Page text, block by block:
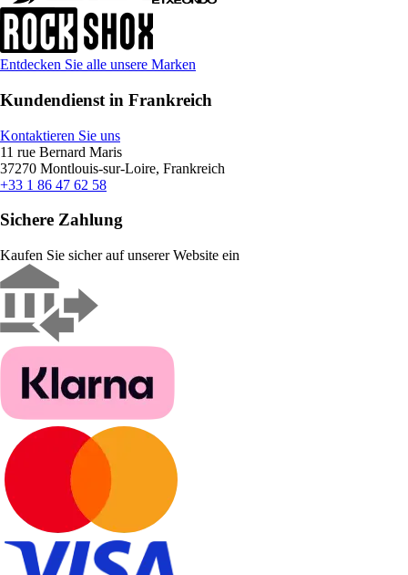
Entdecken Sie alle unsere Marken
Kundendienst in Frankreich
Kontaktieren Sie uns
11 rue Bernard Maris
37270 Montlouis-sur-Loire, Frankreich
+33 1 86 47 62 58
Sichere Zahlung
Kaufen Sie sicher auf unserer Website ein